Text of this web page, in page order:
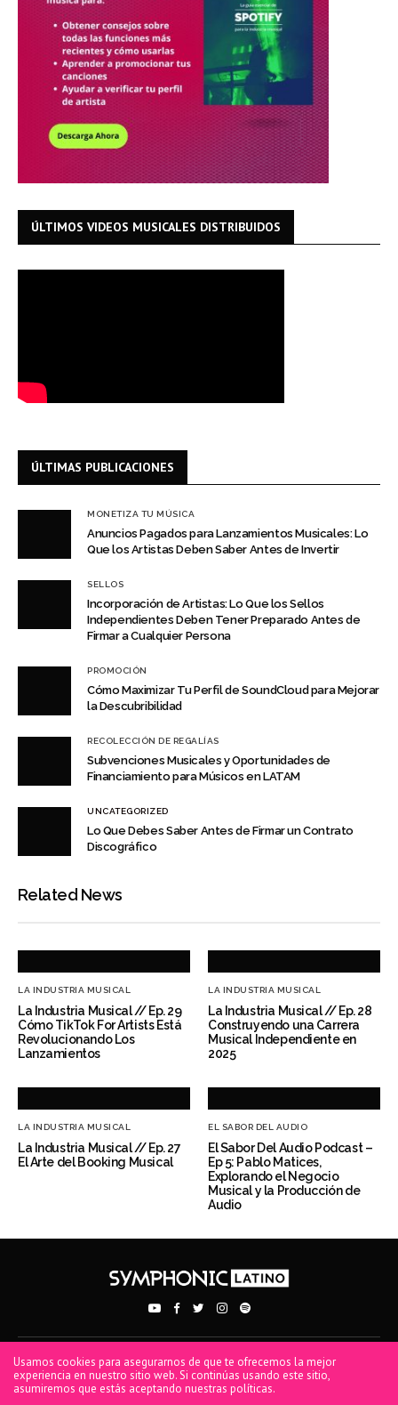
ÚLTIMOS VIDEOS MUSICALES DISTRIBUIDOS
ÚLTIMAS PUBLICACIONES
MONETIZA TU MÚSICA
Anuncios Pagados para Lanzamientos Musicales: Lo
Que los Artistas Deben Saber Antes de Invertir
SELLOS
Incorporación de Artistas: Lo Que los Sellos
Independientes Deben Tener Preparado Antes de
Firmar a Cualquier Persona
PROMOCIÓN
Cómo Maximizar Tu Perfil de SoundCloud para Mejorar
la Descubribilidad
RECOLECCIÓN DE REGALÍAS
Subvenciones Musicales y Oportunidades de
Financiamiento para Músicos en LATAM
UNCATEGORIZED
Lo Que Debes Saber Antes de Firmar un Contrato
Discográfico
Related News
LA INDUSTRIA MUSICAL
La Industria Musical // Ep. 29
Cómo TikTok For Artists Está
Revolucionando Los
Lanzamientos
LA INDUSTRIA MUSICAL
La Industria Musical // Ep. 28
Construyendo una Carrera
Musical Independiente en
2025
LA INDUSTRIA MUSICAL
La Industria Musical // Ep. 27
El Arte del Booking Musical
EL SABOR DEL AUDIO
El Sabor Del Audio Podcast –
Ep 5: Pablo Matices,
Explorando el Negocio
Musical y la Producción de
Audio
PRIVACY POLICY TERMS OF USE COOKIE POLICY
® 2026 Symphonic. All rights reserved. Symphonic Distribution, SD, Spread Your
Usamos cookies para asegurarnos de que te ofrecemos la mejor
experiencia en nuestro sitio web. Si continúas usando este sitio,
asumiremos que estás aceptando nuestras políticas.